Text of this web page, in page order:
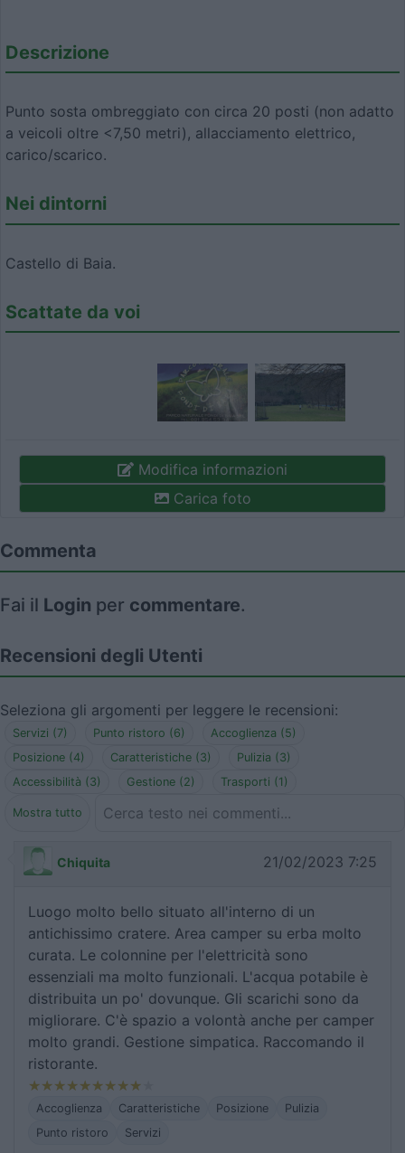
Descrizione
Punto sosta ombreggiato con circa 20 posti (non adatto
a veicoli oltre <7,50 metri), allacciamento elettrico,
carico/scarico.
Nei dintorni
Castello di Baia.
Scattate da voi
Modifica informazioni
Carica foto
Commenta
Fai il Login per commentare.
Recensioni degli Utenti
Seleziona gli argomenti per leggere le recensioni:
Servizi (7) Punto ristoro (6)
Accoglienza (5)
Posizione (4)
Caratteristiche (3)
Pulizia (3)
Accessibilità (3)
Gestione (2) Trasporti (1)
Mostra tutto
Chiquita 21/02/2023 7:25
Luogo molto bello situato all'interno di un
antichissimo cratere. Area camper su erba molto
curata. Le colonnine per l'elettricità sono
essenziali ma molto funzionali. L'acqua potabile è
distribuita un po' dovunque. Gli scarichi sono da
migliorare. C'è spazio a volontà anche per camper
molto grandi. Gestione simpatica. Raccomando il
ristorante.
Accoglienza Caratteristiche Posizione
Pulizia
Punto ristoro
Servizi